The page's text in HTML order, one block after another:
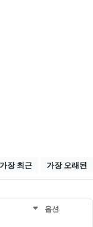
가장 최근 가장 오래된
옵션